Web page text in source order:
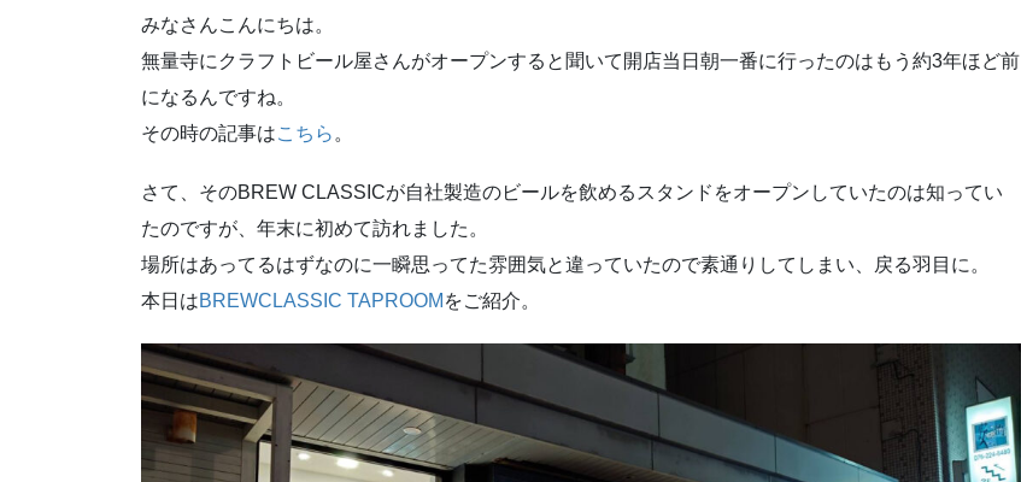
みなさんこんにちは。
無量寺にクラフトビール屋さんがオープンすると聞いて開店当日朝一番に行ったのはもう約3年ほど前
になるんですね。
その時の記事はこちら 。
さて、そのBREW CLASSICが自社製造のビールを飲めるスタンドをオープンしていたのは知ってい
たのですが、年末に初めて訪れました。
場所はあってるはずなのに一瞬思ってた雰囲気と違っていたので素通りしてしまい、戻る羽目に。
本日はBREWCLASSIC TAPROOM をご紹介。